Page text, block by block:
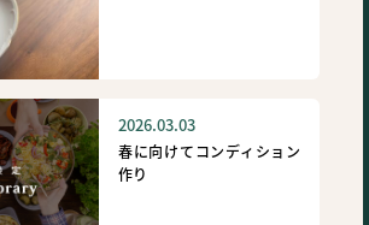
2026.03.03
春に向けてコンディション
作り